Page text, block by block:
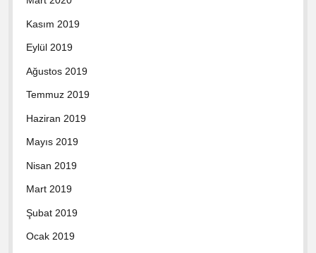
Kasım 2019
Eylül 2019
Ağustos 2019
Temmuz 2019
Haziran 2019
Mayıs 2019
Nisan 2019
Mart 2019
Şubat 2019
Ocak 2019